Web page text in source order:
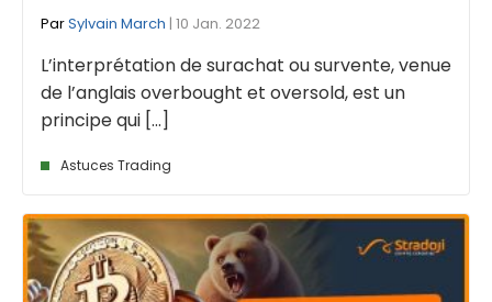
ParSylvain March | 10 Jan. 2022
L’interprétation de surachat ou survente, venue
de l’anglais overbought et oversold, est un
principe qui [...]
Astuces Trading